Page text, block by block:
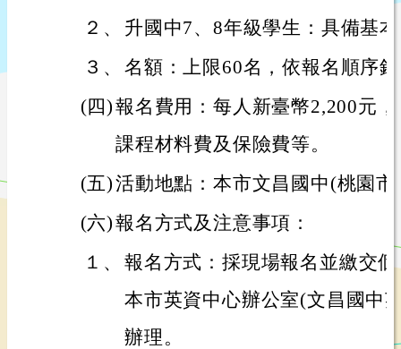
２、
升國中7、8年級學生：具備基
３、 名額：上限60名，依報名順序
(四)報名費用：每人新臺幣2,200元
課程材料費及保險費等。
(五)活動地點：本市文昌國中(桃園
(六)報名方式及注意事項：
１、 報名方式：採現場報名並繳交
本市英資中心辦公室(文昌國中
辦理。